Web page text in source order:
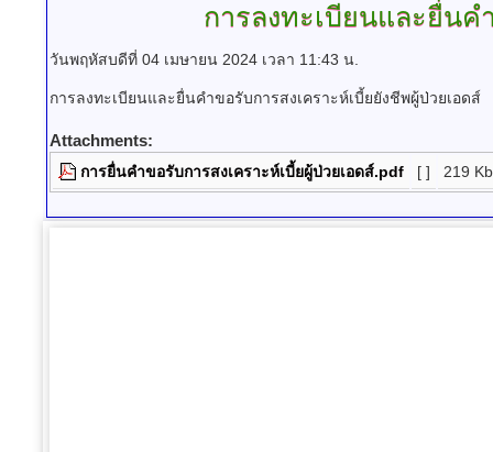
การลงทะเบียนและยื่นค
วันพฤหัสบดีที่ 04 เมษายน 2024 เวลา 11:43 น.
การลงทะเบียนและยื่นคำขอรับการสงเคราะห์เบี้ยยังชีพผู้ป่วยเอดส์
Attachments:
การยื่นคำขอรับการสงเคราะห์เบี้ยผู้ป่วยเอดส์.pdf [ ] 219 Kb